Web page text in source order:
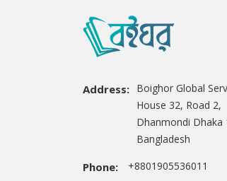
Address: Boighor Global
House 32, Road 2,
Dhanmondi Dhaka
Bangladesh
Phone: +8801905536011